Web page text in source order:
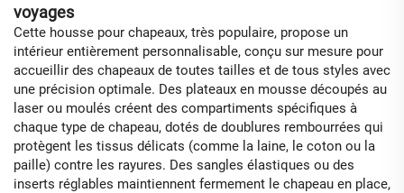
voyages
Cette housse pour chapeaux, très populaire, propose un
intérieur entièrement personnalisable, conçu sur mesure pour
accueillir des chapeaux de toutes tailles et de tous styles avec
une précision optimale. Des plateaux en mousse découpés au
laser ou moulés créent des compartiments spécifiques à
chaque type de chapeau, dotés de doublures rembourrées qui
protègent les tissus délicats (comme la laine, le coton ou la
paille) contre les rayures. Des sangles élastiques ou des
inserts réglables maintiennent fermement le chapeau en place,